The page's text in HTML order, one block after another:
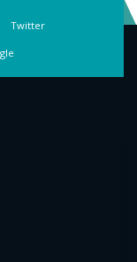
Twitter